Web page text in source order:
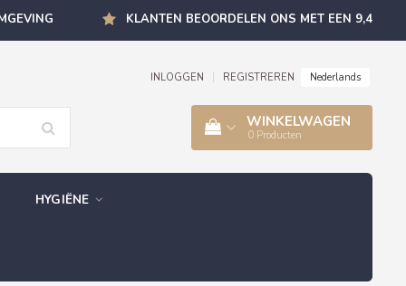
KLANTEN BEOORDELEN ONS MET EEN 9,4
INLOGGEN REGISTREREN Nederlands
WINKELWAGEN
0 Producten
HYGIËNE